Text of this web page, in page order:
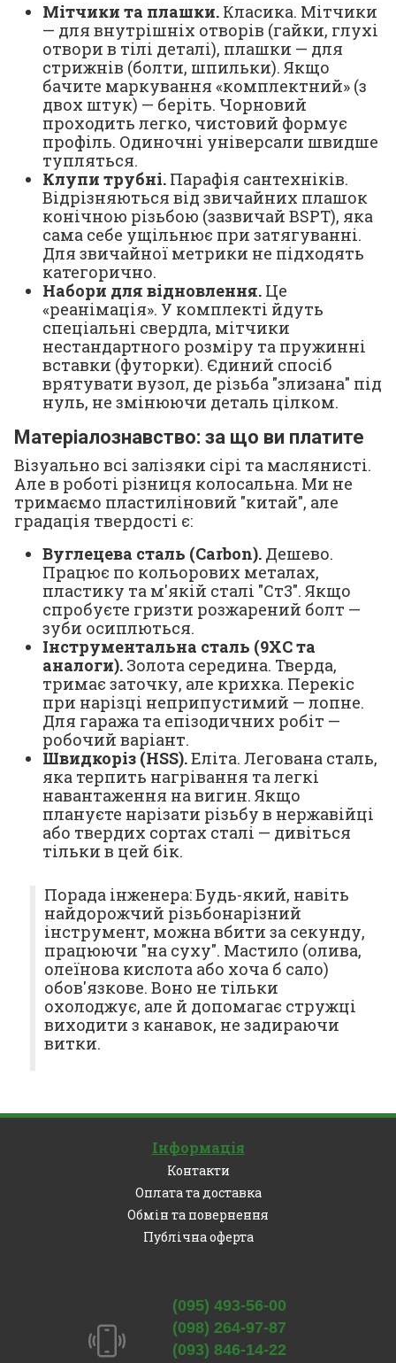
Мітчики та плашки. Класика. Мітчики
— для внутрішніх отворів (гайки, глухі
отвори в тілі деталі), плашки — для
стрижнів (болти, шпильки). Якщо
бачите маркування «комплектний» (з
двох штук) — беріть. Чорновий
проходить легко, чистовий формує
профіль. Одиночні універсали швидше
тупляться.
Клупи трубні. Парафія сантехніків.
Відрізняються від звичайних плашок
конічною різьбою (зазвичай BSPT), яка
сама себе ущільнює при затягуванні.
Для звичайної метрики не підходять
категорично.
Набори для відновлення. Це
«реанімація». У комплекті йдуть
спеціальні свердла, мітчики
нестандартного розміру та пружинні
вставки (футорки). Єдиний спосіб
врятувати вузол, де різьба "злизана" під
нуль, не змінюючи деталь цілком.
Матеріалознавство: за що ви платите
Візуально всі залізяки сірі та маслянисті.
Але в роботі різниця колосальна. Ми не
тримаємо пластиліновий "китай", але
градація твердості є:
Вуглецева сталь (Carbon). Дешево.
Працює по кольорових металах,
пластику та м'якій сталі "Ст3". Якщо
спробуєте гризти розжарений болт —
зуби осиплються.
Інструментальна сталь (9ХС та
аналоги). Золота середина. Тверда,
тримає заточку, але крихка. Перекіс
при нарізці неприпустимий — лопне.
Для гаража та епізодичних робіт —
робочий варіант.
Швидкоріз (HSS).Еліта. Легована сталь,
яка терпить нагрівання та легкі
навантаження на вигин. Якщо
плануєте нарізати різьбу в нержавійці
або твердих сортах сталі — дивіться
тільки в цей бік.
Порада інженера: Будь-який, навіть
найдорожчий різьбонарізний
інструмент, можна вбити за секунду,
працюючи "на суху". Мастило (олива,
олеїнова кислота або хоча б сало)
обов'язкове. Воно не тільки
охолоджує, але й допомагає стружці
виходити з канавок, не задираючи
витки.
Інформація
Контакти
Оплата та доставка
Обмін та повернення
Публічна оферта
(095) 493-56-00
(098) 264-97-87
(093) 846-14-22